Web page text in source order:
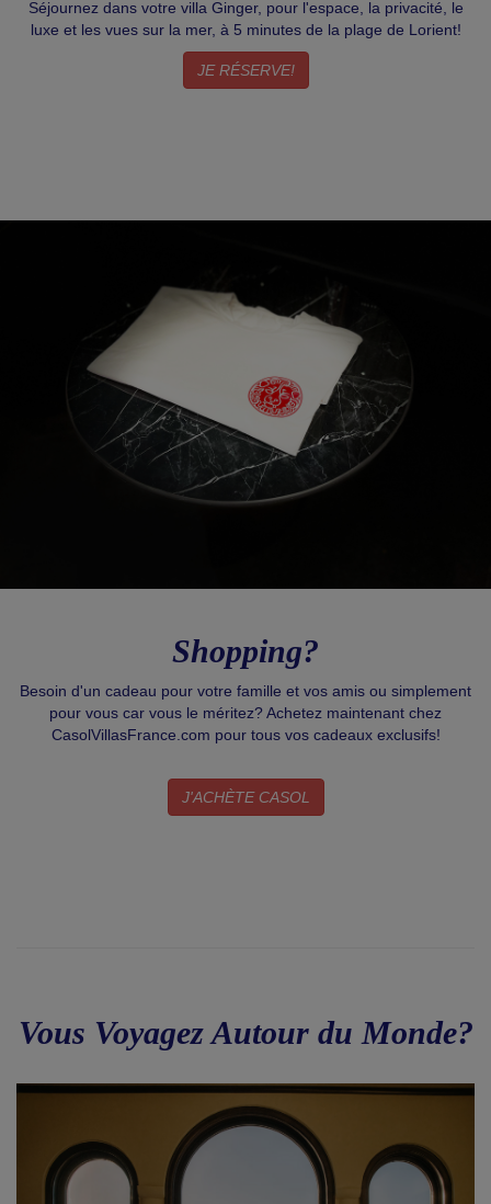
Séjournez dans votre villa Ginger, pour l'espace, la privacité, le
luxe et les vues sur la mer, à 5 minutes de la plage de Lorient!
JE RÉSERVE!
Shopping?
Besoin d'un cadeau pour votre famille et vos amis ou simplement
pour vous car vous le méritez? Achetez maintenant chez
CasolVillasFrance.com pour tous vos cadeaux exclusifs!
J'ACHÈTE CASOL
Vous Voyagez Autour du Monde?